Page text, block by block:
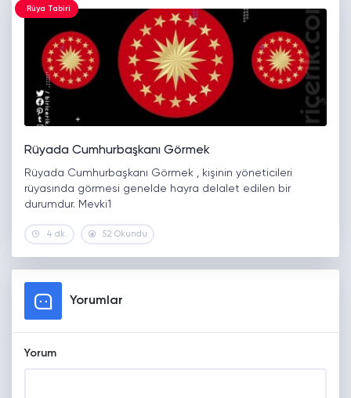
Rüya Tabiri
Rüyada Cumhurbaşkanı Görmek
Rüyada Cumhurbaşkanı Görmek , kişinin yöneticileri
rüyasında görmesi genelde hayra delalet edilen bir
durumdur. Mevki1
4 dk. 52 Okundu
Yorumlar
Yorum